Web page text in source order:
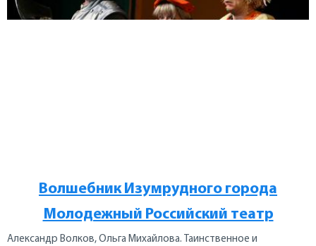
Волшебник Изумрудного города
Молодежный Российский театр
Александр Волков, Ольга Михайлова. Таинственное и